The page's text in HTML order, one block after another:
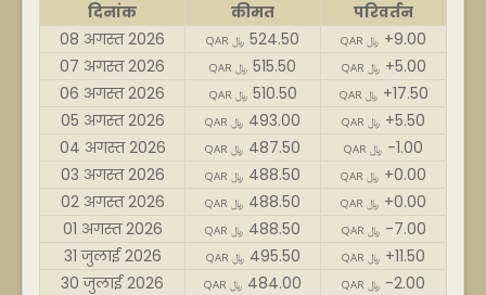
दिनांक कीमत
परिवर्तन
08 अगस्त 2026
QAR ﷼ 524.50 QAR ﷼ +9.00
07 अगस्त 2026
QAR ﷼ 515.50 QAR ﷼ +5.00
06 अगस्त 2026
QAR ﷼ 510.50 QAR ﷼ +17.50
05 अगस्त 2026
QAR ﷼ 493.00 QAR ﷼ +5.50
04 अगस्त 2026
QAR ﷼ 487.50 QAR ﷼ -1.00
03 अगस्त 2026
QAR ﷼ 488.50 QAR ﷼ +0.00
02 अगस्त 2026
QAR ﷼ 488.50 QAR ﷼ +0.00
01 अगस्त 2026
QAR ﷼ 488.50 QAR ﷼ -7.00
31 जुलाई 2026
QAR ﷼ 495.50 QAR ﷼ +11.50
30 जुलाई 2026
QAR ﷼ 484.00 QAR ﷼ -2.00